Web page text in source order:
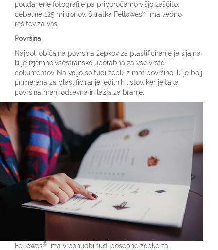
poudarjene fotografije pa priporočamo višjo zaščito,
debeline 125 mikronov. Skratka Fellowes® ima vedno
rešitev za vas.
Površina
Najbolj običajna površina žepkov za plastificiranje je sijajna,
ki je izjemno vsestransko uporabna za vse vrste
dokumentov. Na voljo so tudi žepki z mat površino, ki je bolj
primerena za plastificiranje jedilnih listov, ker je taka
površina manj odsevna in lažja za branje.
Fellowes® ima v ponudbi tudi posebne žepke za